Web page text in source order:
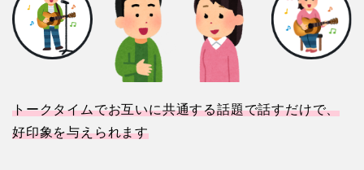
トークタイムでお互いに共通する話題で話すだけで、
好印象を与えられます